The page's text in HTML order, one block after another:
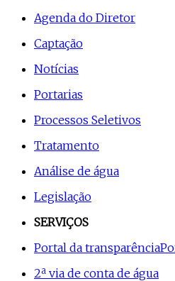
Agenda do Diretor
Captação
Notícias
Portarias
Processos Seletivos
Tratamento
Análise de água
Legislação
SERVIÇOS
Portal da transparência
2ª via de conta de água